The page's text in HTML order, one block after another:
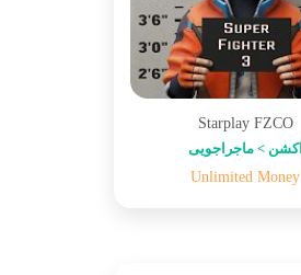
Starplay FZCO
اکشن > ماجراجویی
Unlimited Money